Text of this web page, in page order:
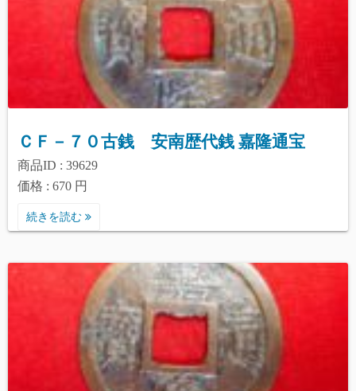
ＣＦ－７０古銭 安南歴代銭 嘉隆通宝
商品ID : 39629
価格 : 670 円
続きを読む